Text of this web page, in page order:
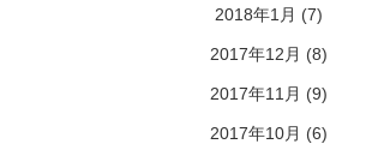
2018年1月 (7)
2017年12月 (8)
2017年11月 (9)
2017年10月 (6)